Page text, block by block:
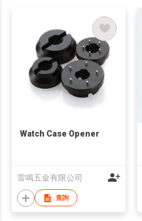
Watch Case Opener
雷鳴五金有限公司
查詢